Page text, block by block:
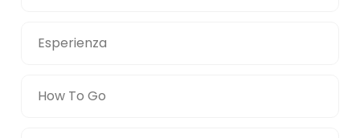
Esperienza
How To Go